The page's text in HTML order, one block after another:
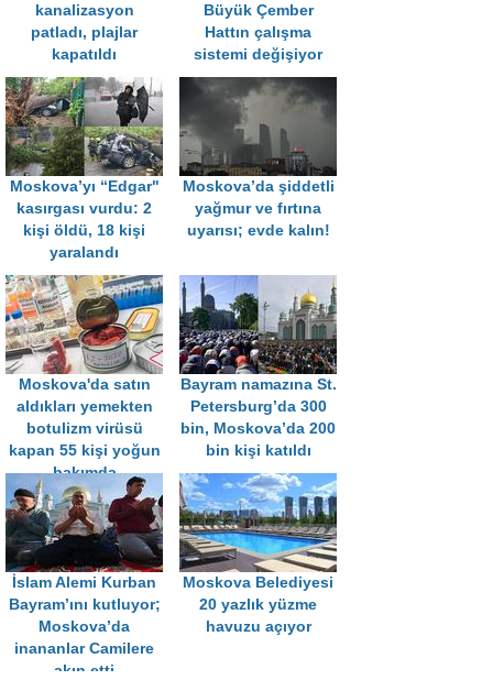
kanalizasyon
patladı, plajlar
kapatıldı
Büyük Çember
Hattın çalışma
sistemi değişiyor
Moskova’yı “Edgar"
kasırgası vurdu: 2
kişi öldü, 18 kişi
yaralandı
Moskova’da şiddetli
yağmur ve fırtına
uyarısı; evde kalın!
Moskova'da satın
aldıkları yemekten
botulizm virüsü
kapan 55 kişi yoğun
bakımda
Bayram namazına St.
Petersburg’da 300
bin, Moskova’da 200
bin kişi katıldı
İslam Alemi Kurban
Bayram’ını kutluyor;
Moskova’da
inananlar Camilere
akın etti
Moskova Belediyesi
20 yazlık yüzme
havuzu açıyor